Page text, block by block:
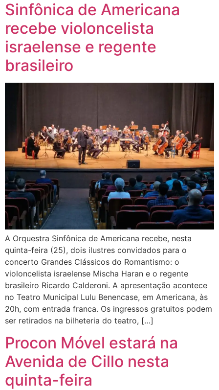
Sinfônica de Americana
recebe violoncelista
israelense e regente
brasileiro
A Orquestra Sinfônica de Americana recebe, nesta
quinta-feira (25), dois ilustres convidados para o
concerto Grandes Clássicos do Romantismo: o
violoncelista israelense Mischa Haran e o regente
brasileiro Ricardo Calderoni. A apresentação acontece
no Teatro Municipal Lulu Benencase, em Americana, às
20h, com entrada franca. Os ingressos gratuitos podem
ser retirados na bilheteria do teatro, […]
Procon Móvel estará na
Avenida de Cillo nesta
quinta-feira